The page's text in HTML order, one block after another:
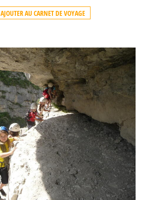
AJOUTER AU CARNET DE VOYAGE